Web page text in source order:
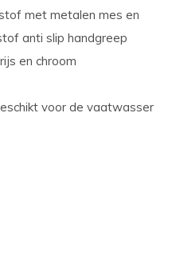
met metalen mes en
anti slip handgreep
en chroom
voor de vaatwasser